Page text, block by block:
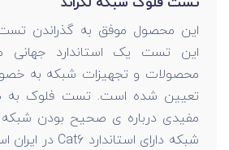
این محصول موفق به گذراندن
این تست یک استاندارد جهانی
تعیین شده است. تست فلوک به
مفیدی درباره ی صحیح بودن
شبکه دارای استاندارد Cat6